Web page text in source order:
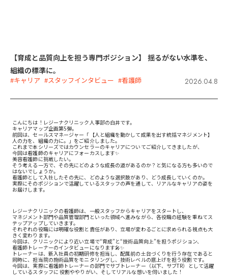
【育成と品質向上を担う専門ポジション】 揺るがない水準を、
組織の標準に。
#キャリア #スタッフインタビュー #看護師 2026.04.8
こんにちは！レジーナクリニック人事部の白井です。
キャリアマップ企画第5弾。
前回は、セールスマネージャー「【人と組織を動かして成果を出す統括マネジメント】
人の力を、組織の力に。」をご紹介しました。
これまで本シリーズではカウンセラーのキャリアについてご紹介してきましたが、
今回は看護師のキャリアにフォーカスします✨
美容看護師に挑戦したい。
そう考える一方で、その先にどのような成長の道があるのか？と気になる方も多いので
はないでしょうか。
看護師として入社したその先に、どのような選択肢があり、どう成長していくのか。
実際にそのポジションで活躍しているスタッフの声を通して、リアルなキャリアの姿を
お届けします。
レジーナクリニックの看護師は、一般スタッフからキャリアをスタートし、
マネジメント部門や品質管理部門といった領域へ進みながら、各役職の経験を重ねてス
テップアップしていきます。
それぞれの役職には明確な役割と責任があり、立場が変わるごとに求められる視点も大
きく変わります。
今回は、クリニックにより近い立場で“育成”と“技術品質向上”を担うポジション、
看護師トレーナーのインタビューになります🎤✨
トレーナーは、新入社員の初期研修を担当し、配属前の土台づくりを行う存在であると
同時に、担当院の施術品質をモニタリングし、技術レベルの底上げを担う役割です。
今回は、実際に看護師トレーナーの部門でサブトレーナー（以下、サブTR）として活躍
しているスタッフに 役割ややりがい、そしてリアルな想いを伺いました！